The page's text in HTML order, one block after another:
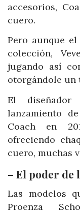
accesorios,
cuero.
Pero aunque
colección,
jugando así
otorgándole un
El
lanzamiento
Coach en
ofreciendo
cuero, muchas
– El poder de
Las modelos
Proenza